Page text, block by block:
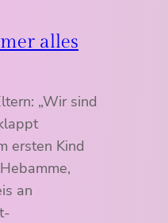
alles
„Wir sind
ersten Kind
an